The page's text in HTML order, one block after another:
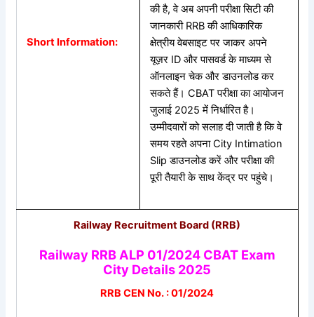
Short Information:
की है, वे अब अपनी परीक्षा सिटी की
जानकारी RRB की आधिकारिक
क्षेत्रीय वेबसाइट पर जाकर अपने
यूज़र ID और पासवर्ड के माध्यम से
ऑनलाइन चेक और डाउनलोड कर
सकते हैं। CBAT परीक्षा का आयोजन
जुलाई 2025 में निर्धारित है।
उम्मीदवारों को सलाह दी जाती है कि वे
समय रहते अपना City Intimation
Slip डाउनलोड करें और परीक्षा की
पूरी तैयारी के साथ केंद्र पर पहुंचे।
Railway Recruitment Board (RRB)
Railway RRB ALP 01/2024 CBAT Exam
City Details 2025
RRB CEN No. : 01/2024